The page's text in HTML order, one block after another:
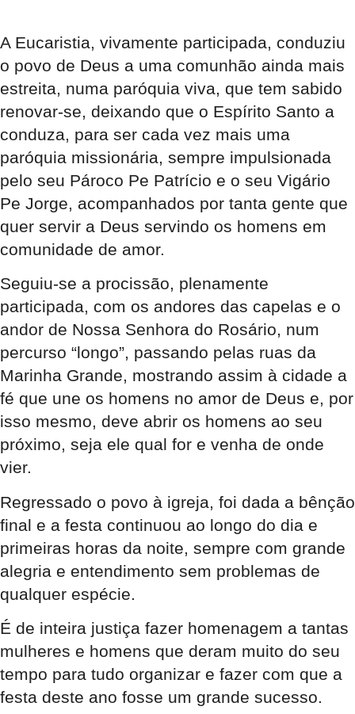
A Eucaristia, vivamente participada, conduziu
o povo de Deus a uma comunhão ainda mais
estreita, numa paróquia viva, que tem sabido
renovar-se, deixando que o Espírito Santo a
conduza, para ser cada vez mais uma
paróquia missionária, sempre impulsionada
pelo seu Pároco Pe Patrício e o seu Vigário
Pe Jorge, acompanhados por tanta gente que
quer servir a Deus servindo os homens em
comunidade de amor.
Seguiu-se a procissão, plenamente
participada, com os andores das capelas e o
andor de Nossa Senhora do Rosário, num
percurso “longo”, passando pelas ruas da
Marinha Grande, mostrando assim à cidade a
fé que une os homens no amor de Deus e, por
isso mesmo, deve abrir os homens ao seu
próximo, seja ele qual for e venha de onde
vier.
Regressado o povo à igreja, foi dada a bênção
final e a festa continuou ao longo do dia e
primeiras horas da noite, sempre com grande
alegria e entendimento sem problemas de
qualquer espécie.
É de inteira justiça fazer homenagem a tantas
mulheres e homens que deram muito do seu
tempo para tudo organizar e fazer com que a
festa deste ano fosse um grande sucesso.